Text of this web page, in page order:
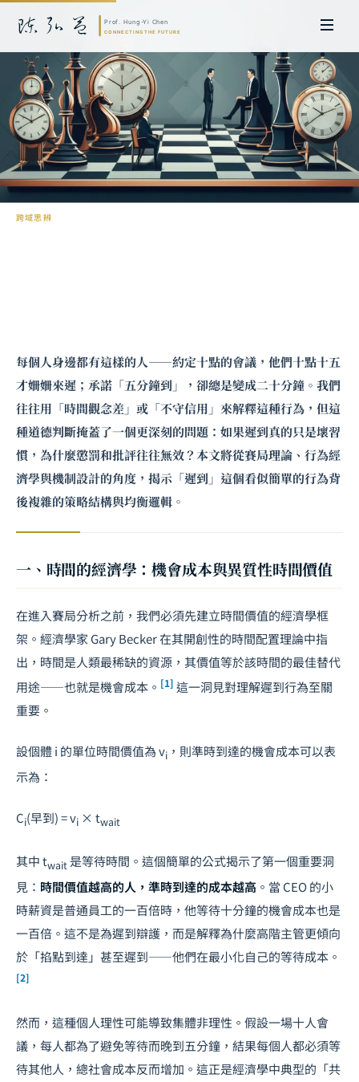
跨域思辨
每個人身邊都有這樣的人——約定十點的會議，他們十點十五
才姍姍來遲；承諾「五分鐘到」，卻總是變成二十分鐘。我們
往往用「時間觀念差」或「不守信用」來解釋這種行為，但這
種道德判斷掩蓋了一個更深刻的問題：如果遲到真的只是壞習
慣，為什麼懲罰和批評往往無效？本文將從賽局理論 、行為經
濟學與機制設計的角度，揭示「遲到」這個看似簡單的行為背
後複雜的策略結構與均衡邏輯。
一、時間的經濟學：機會成本與異質性時間價值
在進入賽局分析之前，我們必須先建立時間價值的經濟學框
架。經濟學家 Gary Becker 在其開創性的時間配置理論中指
出，時間是人類最稀缺的資源，其價值等於該時間的最佳替代
用途——也就是機會成本。 [1] 這一洞見對理解遲到行為至關
重要。
設個體i 的單位時間價值為vi ，則準時到達的機會成本可以表
示為：
Ci(早到) = vi × twait
其中twait是等待時間。這個簡單的公式揭示了第一個重要洞
見： 時間價值越高的人，準時到達的成本越高 。當 CEO 的小
時薪資是普通員工的一百倍時，他等待十分鐘的機會成本也是
一百倍。這不是為遲到辯護，而是解釋為什麼高階主管更傾向
於「掐點到達」甚至遲到——他們在最小化自己的等待成本。
[2]
然而，這種個人理性可能導致集體非理性。假設一場十人會
議，每人都為了避免等待而晚到五分鐘，結果每個人都必須等
待其他人，總社會成本反而增加。這正是經濟學中典型的「共